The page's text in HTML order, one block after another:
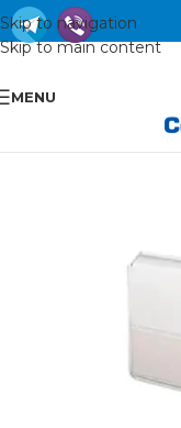
Skip to navigation
Skip to main content
MENU